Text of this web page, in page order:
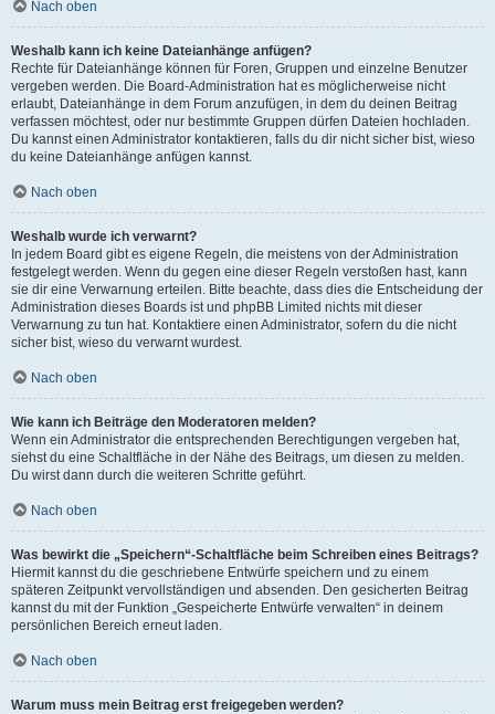
Nach oben
Weshalb kann ich keine Dateianhänge anfügen?
Rechte für Dateianhänge können für Foren, Gruppen und einzelne Benutzer
vergeben werden. Die Board-Administration hat es möglicherweise nicht
erlaubt, Dateianhänge in dem Forum anzufügen, in dem du deinen Beitrag
verfassen möchtest, oder nur bestimmte Gruppen dürfen Dateien hochladen.
Du kannst einen Administrator kontaktieren, falls du dir nicht sicher bist, wieso
du keine Dateianhänge anfügen kannst.
Nach oben
Weshalb wurde ich verwarnt?
In jedem Board gibt es eigene Regeln, die meistens von der Administration
festgelegt werden. Wenn du gegen eine dieser Regeln verstoßen hast, kann
sie dir eine Verwarnung erteilen. Bitte beachte, dass dies die Entscheidung der
Administration dieses Boards ist und phpBB Limited nichts mit dieser
Verwarnung zu tun hat. Kontaktiere einen Administrator, sofern du die nicht
sicher bist, wieso du verwarnt wurdest.
Nach oben
Wie kann ich Beiträge den Moderatoren melden?
Wenn ein Administrator die entsprechenden Berechtigungen vergeben hat,
siehst du eine Schaltfläche in der Nähe des Beitrags, um diesen zu melden.
Du wirst dann durch die weiteren Schritte geführt.
Nach oben
Was bewirkt die „Speichern“-Schaltfläche beim Schreiben eines Beitrags?
Hiermit kannst du die geschriebene Entwürfe speichern und zu einem
späteren Zeitpunkt vervollständigen und absenden. Den gesicherten Beitrag
kannst du mit der Funktion „Gespeicherte Entwürfe verwalten“ in deinem
persönlichen Bereich erneut laden.
Nach oben
Warum muss mein Beitrag erst freigegeben werden?